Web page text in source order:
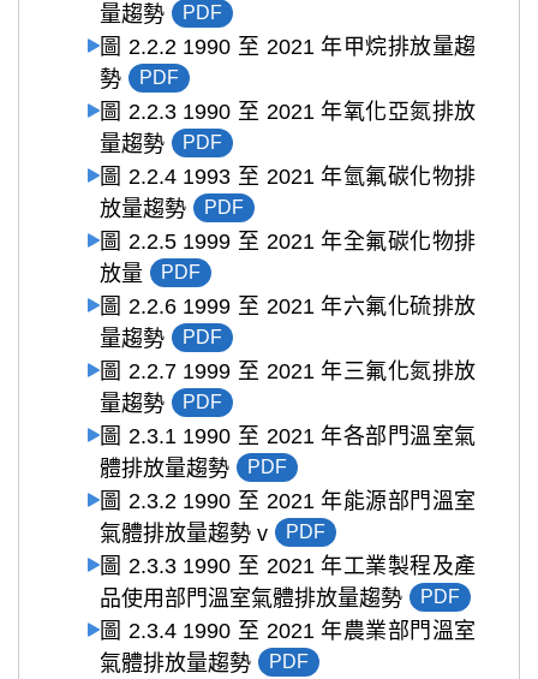
量趨勢
PDF
圖 2.2.2 1990 至 2021 年甲烷排放量趨
勢
PDF
圖 2.2.3 1990 至 2021 年氧化亞氮排放
量趨勢
PDF
圖 2.2.4 1993 至 2021 年氫氟碳化物排
放量趨勢
PDF
圖 2.2.5 1999 至 2021 年全氟碳化物排
放量
PDF
圖 2.2.6 1999 至 2021 年六氟化硫排放
量趨勢
PDF
圖 2.2.7 1999 至 2021 年三氟化氮排放
量趨勢
PDF
圖 2.3.1 1990 至 2021 年各部門溫室氣
體排放量趨勢
PDF
圖 2.3.2 1990 至 2021 年能源部門溫室
氣體排放量趨勢 v
PDF
圖 2.3.3 1990 至 2021 年工業製程及產
品使用部門溫室氣體排放量趨勢
PDF
圖 2.3.4 1990 至 2021 年農業部門溫室
氣體排放量趨勢
PDF